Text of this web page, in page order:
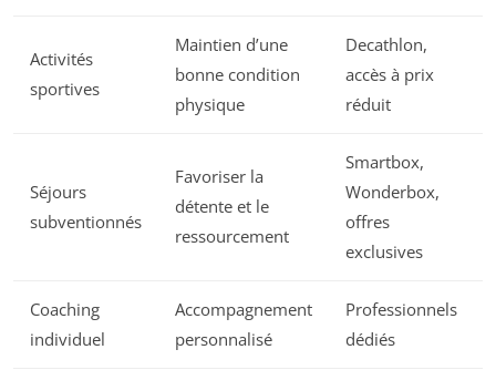
Activités
sportives
Maintien d’une
bonne condition
physique
Decathlon,
accès à prix
réduit
Séjours
subventionnés
Favoriser la
détente et le
ressourcement
Smartbox,
Wonderbox,
offres
exclusives
Coaching
individuel
Accompagnement
personnalisé
Professionnels
dédiés